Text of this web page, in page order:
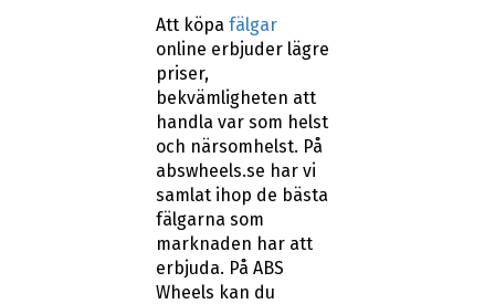
Att köpafälgar
online erbjuder lägre
priser,
bekvämligheten att
handla var som helst
och närsomhelst. På
abswheels.se har vi
samlat ihop de bästa
fälgarna som
marknaden har att
erbjuda. På ABS
Wheels kan du